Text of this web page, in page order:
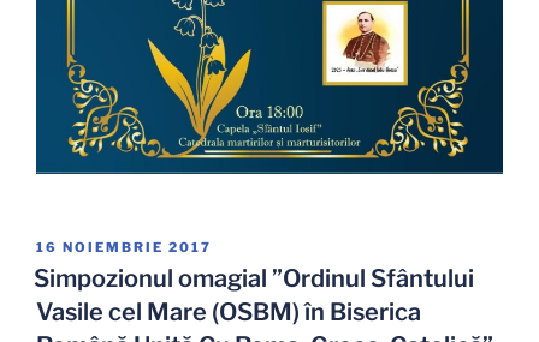
PUBLICAT
PE
16 NOIEMBRIE 2017
Simpozionul omagial ”Ordinul Sfântului
Vasile cel Mare (OSBM) în Biserica